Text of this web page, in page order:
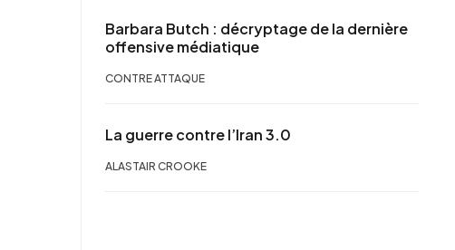
Barbara Butch : décryptage de la dernière
offensive médiatique
CONTRE ATTAQUE
La guerre contre l’Iran 3.0
ALASTAIR CROOKE